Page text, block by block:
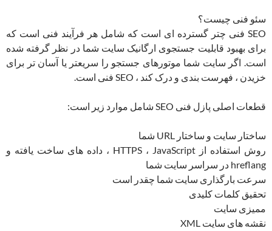
سئو فنی چیست؟
SEO فنی چتر گسترده ای است که شامل هر فرآیند فنی است که
برای بهبود قابلیت جستجوی ارگانیک سایت شما در نظر گرفته شده
است. اگر سایت شما موتورهای جستجو را سریعتر یا آسان تر برای
خزیدن ، فهرست بندی و درک کند ، SEO فنی است.
قطعات اصلی پازل فنی SEO شامل موارد زیر است:
ساختار سایت و ساختار URL شما
روش استفاده از HTTPS ، JavaScript ، داده های ساخت یافته و
hreflang در سراسر سایت شما
سرعت بارگذاری سایت شما چقدر است
تحقیق کلمات کلیدی
ممیزی سایت
نقشه های سایت XML